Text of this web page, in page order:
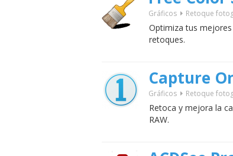
Gráficos Retoque
Optimiza tus
retoques.
Capture
Gráficos Retoque
Retoca y mejora la
RAW.